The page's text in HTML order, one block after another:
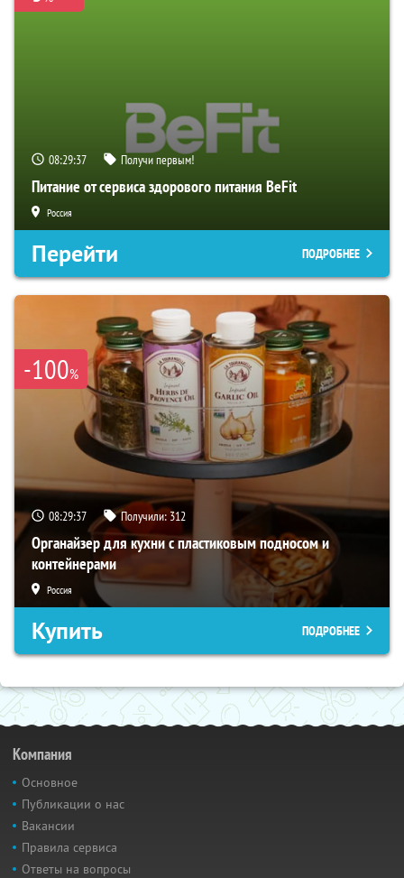
08:29:36 Получи первым!
Питание от сервиса здорового питания BeFit
Россия
Перейти ПОДРОБНЕЕ
-100%
08:29:36 Получили: 312
Органайзер для кухни с пластиковым подносом и
контейнерами
Россия
Купить ПОДРОБНЕЕ
Компания
Основное
Публикации о нас
Вакансии
Правила сервиса
Ответы на вопросы